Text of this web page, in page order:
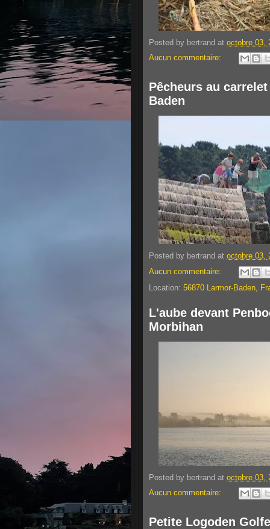
Posted by bertrand at octobre 03,
Aucun commentaire:
Pêcheurs au
Baden
Posted by bertrand at octobre 03,
Aucun commentaire:
Location: 56870 Larmor-Baden,
L'aube devant
Morbihan
Posted by bertrand at octobre 03,
Aucun commentaire:
Petite Logoden